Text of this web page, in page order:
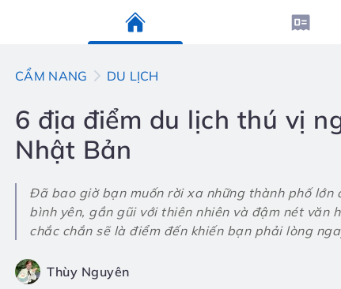
CẨM NANG DU LỊCH
6 địa điểm du lịch thú vị
Nhật Bản
Đã bao giờ bạn muốn rời xa những thành phố lớn
bình yên, gần gũi với thiên nhiên và đậm nét văn
chắc chắn sẽ là điểm đến khiến bạn phải lòng
Thùy Nguyên